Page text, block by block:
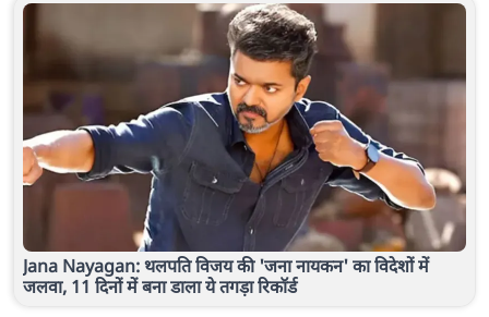
Jana Nayagan: थलपति विजय की 'जना नायकन' का विदेशों में
जलवा, 11 दिनों में बना डाला ये तगड़ा रिकॉर्ड